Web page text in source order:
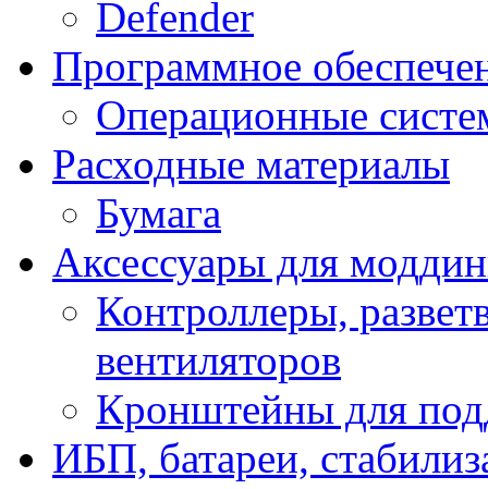
Defender
Программное
Операционные
Расходные материалы
Бумага
Аксессуары для
Контроллеры,
вентиляторов
Кронштейны для
ИБП, батареи,